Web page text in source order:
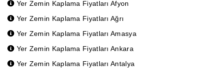
Yer Zemin Kaplama Fiyatları Afyon
Yer Zemin Kaplama Fiyatları Ağrı
Yer Zemin Kaplama Fiyatları Amasya
Yer Zemin Kaplama Fiyatları Ankara
Yer Zemin Kaplama Fiyatları Antalya